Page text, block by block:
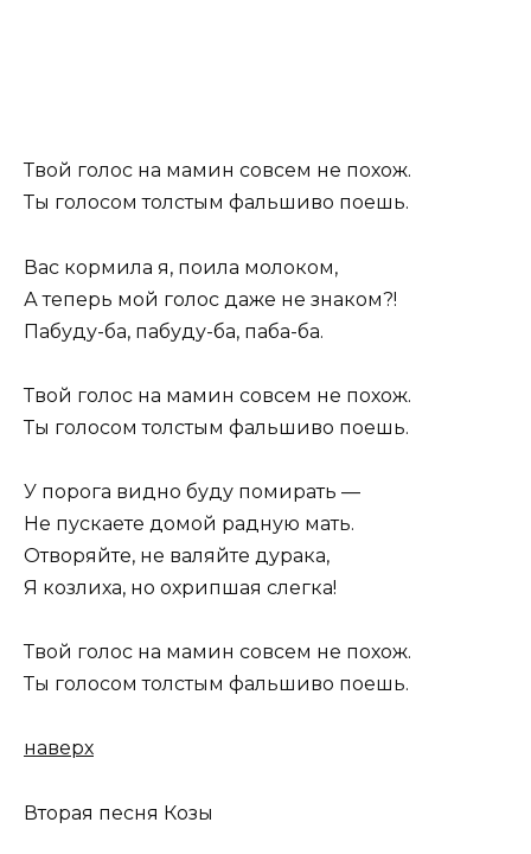
Твой голос на мамин совсем не похож.
Ты голосом толстым фальшиво поешь.
Вас кормила я, поила молоком,
А теперь мой голос даже не знаком?!
Пабуду-ба, пабуду-ба, паба-ба.
Твой голос на мамин совсем не похож.
Ты голосом толстым фальшиво поешь.
У порога видно буду помирать —
Не пускаете домой радную мать.
Отворяйте, не валяйте дурака,
Я козлиха, но охрипшая слегка!
Твой голос на мамин совсем не похож.
Ты голосом толстым фальшиво поешь.
наверх
Вторая песня Козы